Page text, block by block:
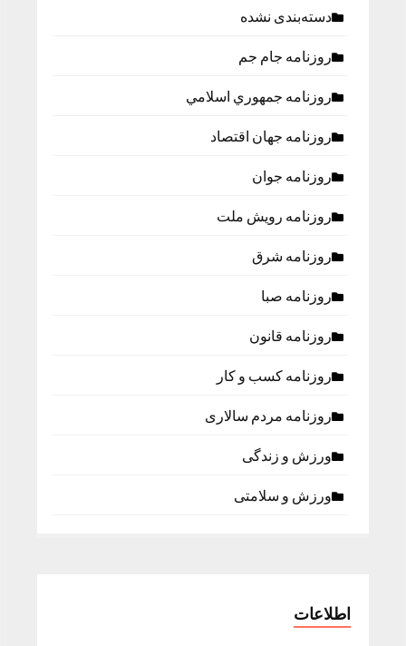
دسته‌بندی نشده
روزنامه جام جم
روزنامه جمهوري اسلامي
روزنامه جهان اقتصاد
روزنامه جوان
روزنامه رویش ملت
روزنامه شرق
روزنامه صبا
روزنامه قانون
روزنامه كسب و كار
روزنامه مردم سالاری
ورزش و زندگی
ورزش و سلامتی
اطلاعات